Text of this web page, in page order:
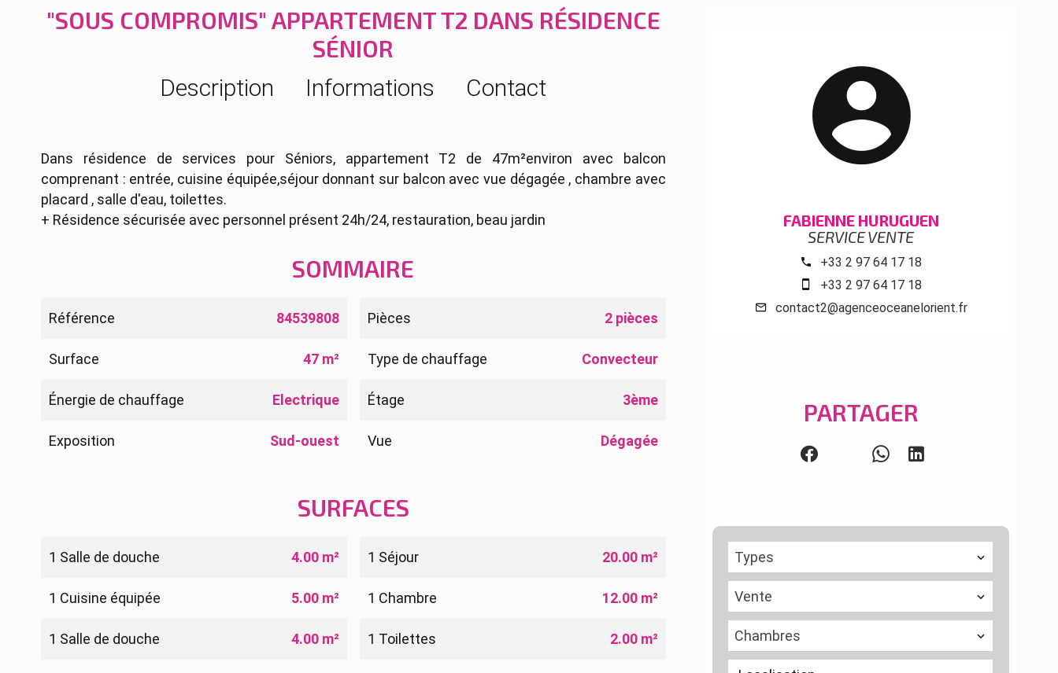
"SOUS COMPROMIS" APPARTEMENT T2 DANS RÉSIDENCE
SÉNIOR
Description Informations Contact
Dans résidence de services pour Séniors, appartement T2 de 47m²environ avec balcon
comprenant : entrée, cuisine équipée,séjour donnant sur balcon avec vue dégagée , chambre avec
placard , salle d'eau, toilettes.
+ Résidence sécurisée avec personnel présent 24h/24, restauration, beau jardin
SOMMAIRE
Référence 84539808 Pièces 2 pièces
Surface 47 m² Type de chauffage Convecteur
Énergie de chauffage Electrique Étage 3ème
Exposition Sud-ouest Vue Dégagée
SURFACES
1 Salle de douche 4.00 m² 1 Séjour 20.00 m²
1 Cuisine équipée 5.00 m² 1 Chambre 12.00 m²
1 Salle de douche 4.00 m² 1 Toilettes 2.00 m²
FABIENNE HURUGUEN
SERVICE VENTE
+33 2 97 64 17 18
+33 2 97 64 17 18
contact2@agenceoceanelorient.fr
PARTAGER
Types
Vente
Chambres